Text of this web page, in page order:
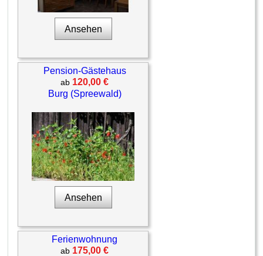
Ansehen
Pension-Gästehaus
ab 120,00 €
Burg (Spreewald)
Ansehen
Ferienwohnung
ab 175,00 €